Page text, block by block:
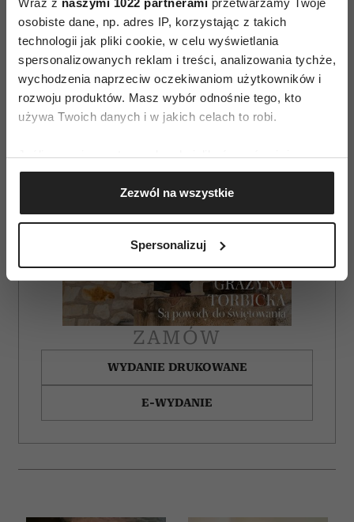
osobiste dane, np. adres IP, korzystając z takich
technologii jak pliki cookie, w celu wyświetlania
spersonalizowanych reklam i treści, analizowania tychże,
wychodzenia naprzeciw oczekiwaniom użytkowników i
rozwoju produktów. Masz wybór odnośnie tego, kto
używa Twoich danych i w jakich celach to robi.
Jeśli wyrazisz na to zgodę, chcielibyśmy również:
Gromadzić dane dotyczące Twojej lokalizacji
geograficznej z dokładnością nawet do kilku metrów
Identyfikować Twoje urządzenie, aktywnie
(fingerprinting, czyli wirtualny odcisk palca)
dane są przetwarzane oraz ustaw własne preferencje w
. W Deklaracji plików cookie możesz
zmienić lub wycofać swoją zgodę w dowolnej chwili.
Wykorzystujemy pliki cookie do spersonalizowania treści
i reklam, aby oferować funkcje społecznościowe i
analizować ruch w naszej witrynie. Informacje o tym, jak
społecznościowym, reklamowym i analitycznym.
Zezwól na wszystkie
Spersonalizuj
AUTOPROMOCJA
ZAMÓW
WYDANIE DRUKOWANE
E-WYDANIE